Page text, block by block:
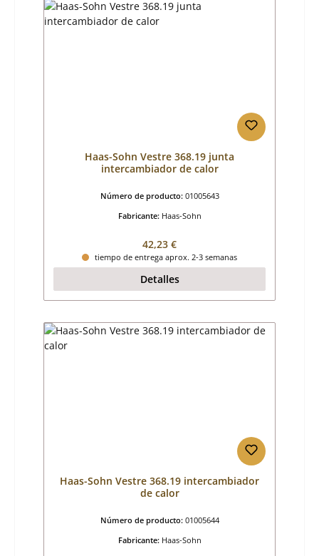
Haas-Sohn Vestre 368.19 junta
intercambiador de calor
Número de producto: 01005643
Fabricante: Haas-Sohn
Precio normal:
42,23 €
tiempo de entrega aprox. 2-3 semanas
Detalles
Haas-Sohn Vestre 368.19 intercambiador
de calor
Número de producto: 01005644
Fabricante: Haas-Sohn